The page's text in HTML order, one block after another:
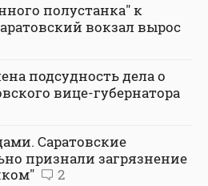
полустанка" к
вокзал вырос
подсудность дела о
вице-губернатора
Саратовские
признали загрязнение
2